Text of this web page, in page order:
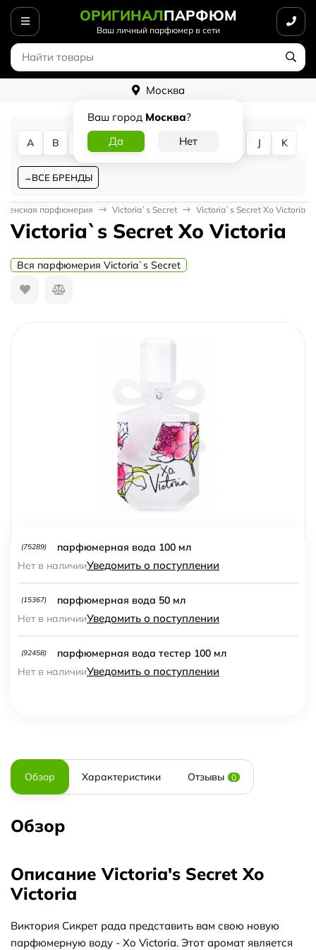
ОРИГИНАЛПАРФЮМ
Ваш личный парфюмер в сети
Москва
Ваш город Москва?
A B D G J K
ВСЕ БРЕНДЫ
Женская парфюмерия Victoria`s Secret Victoria`s Secret Xo Victoria
Victoria`s Secret Xo Victoria
Вся парфюмерия Victoria`s Secret
(75289)
парфюмерная вода 100 мл
Нет в наличииУведомить о поступлении
(15367)
парфюмерная вода 50 мл
Нет в наличииУведомить о поступлении
(92458)
парфюмерная вода тестер 100 мл
Нет в наличииУведомить о поступлении
Обзор Характеристики Отзывы 0
Обзор
Описание Victoria's Secret Xo
Victoria
Виктория Сикрет рада представить вам свою новую
парфюмерную воду - Xo Victoria. Этот аромат является